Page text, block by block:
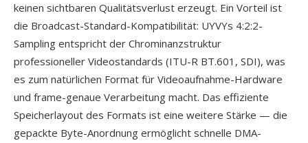
keinen sichtbaren Qualitätsverlust erzeugt. Ein Vorteil ist
die Broadcast-Standard-Kompatibilität: UYVYs 4:2:2-
Sampling entspricht der Chrominanzstruktur
professioneller Videostandards (ITU-R BT.601, SDI), was
es zum natürlichen Format für Videoaufnahme-Hardware
und frame-genaue Verarbeitung macht. Das effiziente
Speicherlayout des Formats ist eine weitere Stärke — die
gepackte Byte-Anordnung ermöglicht schnelle DMA-